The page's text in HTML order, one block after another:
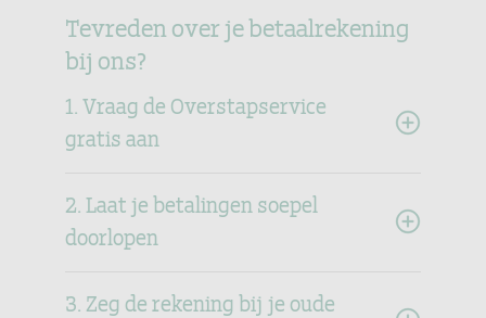
Tevreden over je betaalrekening
bij ons?
1. Vraag de Overstapservice
gratis aan
2. Laat je betalingen soepel
doorlopen
3. Zeg de rekening bij je oude